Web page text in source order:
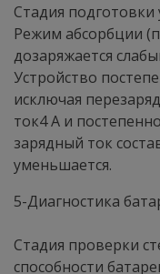
Стадия
Режим абсорбции
дозаряжается
Устройство
исключая
ток4 А и
зарядный ток
уменьшается.
5-Диагностика
Стадия проверки
способности